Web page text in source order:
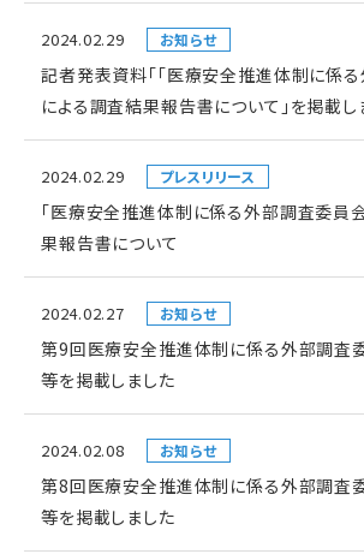
2024.02.29 お知らせ
記者発表資料「「医療安全推進体制に係
による調査結果報告書について」を掲載し
2024.02.29 プレスリリース
「医療安全推進体制に係る外部調査委員
果報告書について
2024.02.27 お知らせ
第9回医療安全推進体制に係る外部調査
等を掲載しました
2024.02.08 お知らせ
第8回医療安全推進体制に係る外部調査
等を掲載しました